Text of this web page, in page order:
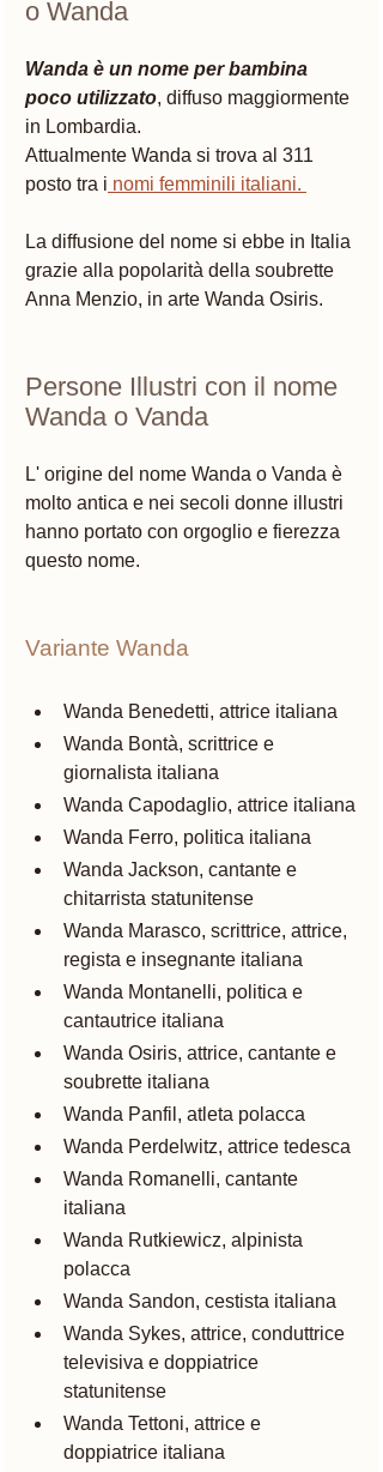
o Wanda
Wanda è un nome per bambina
poco utilizzato, diffuso maggiormente
in Lombardia.
Attualmente Wanda si trova al 311
posto tra i nomi femminili italiani.
La diffusione del nome si ebbe in Italia
grazie alla popolarità della soubrette
Anna Menzio, in arte Wanda Osiris.
Persone Illustri con il nome
Wanda o Vanda
L' origine del nome Wanda o Vanda è
molto antica e nei secoli donne illustri
hanno portato con orgoglio e fierezza
questo nome.
Variante Wanda
Wanda Benedetti, attrice italiana
Wanda Bontà, scrittrice e
giornalista italiana
Wanda Capodaglio, attrice italiana
Wanda Ferro, politica italiana
Wanda Jackson, cantante e
chitarrista statunitense
Wanda Marasco, scrittrice, attrice,
regista e insegnante italiana
Wanda Montanelli, politica e
cantautrice italiana
Wanda Osiris, attrice, cantante e
soubrette italiana
Wanda Panfil, atleta polacca
Wanda Perdelwitz, attrice tedesca
Wanda Romanelli, cantante
italiana
Wanda Rutkiewicz, alpinista
polacca
Wanda Sandon, cestista italiana
Wanda Sykes, attrice, conduttrice
televisiva e doppiatrice
statunitense
Wanda Tettoni, attrice e
doppiatrice italiana